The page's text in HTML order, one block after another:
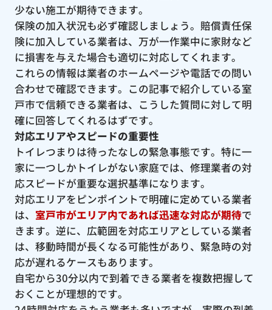
少ない施工が期待できます。
保険の加入状況も必ず確認しましょう。賠償責任保
険に加入している業者は、万が一作業中に家財など
に損害を与えた場合も適切に対応してくれます。
これらの情報は業者のホームページや電話での問い
合わせで確認できます。この記事で紹介している室
戸市で信頼できる業者は、こうした質問に対して明
確に回答してくれるはずです。
対応エリアやスピードの重要性
トイレつまりは待ったなしの緊急事態です。特に一
家に一つしかトイレがない家庭では、修理業者の対
応スピードが重要な選択基準になります。
対応エリアをピンポイントで明確に定めている業者
は、 室戸市がエリア内であれば迅速な対応が期待で
きます。逆に、広範囲を対応エリアとしている業者
は、移動時間が長くなる可能性があり、緊急時の対
応が遅れるケースもあります。
自宅から30分以内で到着できる業者を複数把握して
おくことが理想的です。